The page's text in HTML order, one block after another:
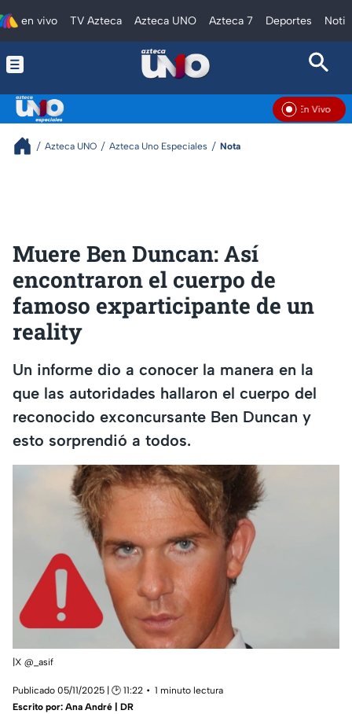
en vivo TV Azteca Azteca UNO Azteca 7 Deportes
En Vivo
Azteca UNO Azteca Uno Especiales Nota
Muere Ben Duncan: Así
encontraron el cuerpo de
famoso exparticipante de un
reality
Un informe dio a conocer la manera en la
que las autoridades hallaron el cuerpo del
reconocido exconcursante Ben Duncan y
esto sorprendió a todos.
|X @_asif
Publicado 05/11/2025 | 🕑 11:22
1 minuto lectura
Escrito por: Ana André | DR